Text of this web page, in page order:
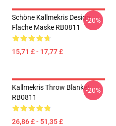
Schöne Kallmekris Design
Flache Maske RB0811
15,71 £ - 17,77 £
-20%
Kallmekris Throw Blanket
RB0811
26,86 £ - 51,35 £
-20%